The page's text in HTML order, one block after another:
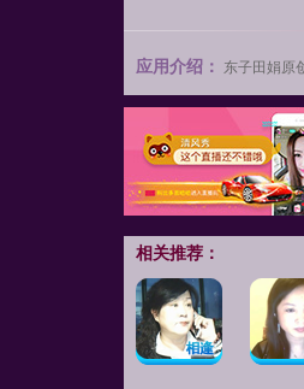
应用介绍： 东子田娟原
相关推荐：